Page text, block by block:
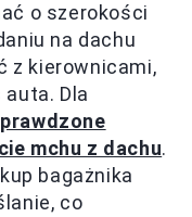
o szerokości
na dachu
z kierownicami,
Dla
mchu z dachu.
bagażnika
co